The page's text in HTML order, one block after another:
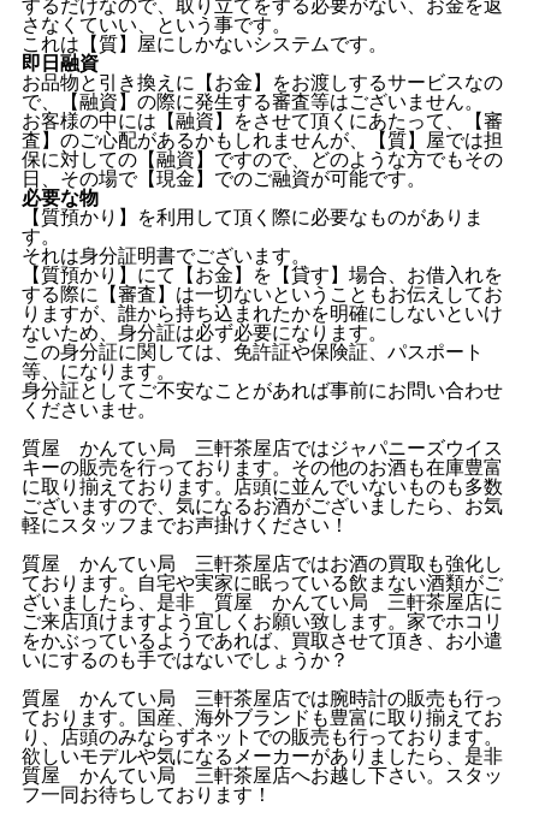
さなくていい、という事です。
これは【質】屋にしかないシステムです。
即日融資
お品物と引き換えに【お金】をお渡しするサービスなの
で、【融資】の際に発生する審査等はございません。
お客様の中には【融資】をさせて頂くにあたって、【審
査】のご心配があるかもしれませんが、【質】屋では担
保に対しての【融資】ですので、どのような方でもその
日、その場で【現金】でのご融資が可能です。
必要な物
【質預かり】を利用して頂く際に必要なものがありま
す。
それは身分証明書でございます。
【質預かり】にて【お金】を【貸す】場合、お借入れを
する際に【審査】は一切ないということもお伝えしてお
りますが、誰から持ち込まれたかを明確にしないといけ
ないため、身分証は必ず必要になります。
この身分証に関しては、免許証や保険証、パスポート
等、になります。
身分証としてご不安なことがあれば事前にお問い合わせ
くださいませ。
質屋 かんてい局 三軒茶屋店ではジャパニーズウイス
キーの販売を行っております。その他のお酒も在庫豊富
に取り揃えております。店頭に並んでいないものも多数
ございますので、気になるお酒がございましたら、お気
軽にスタッフまでお声掛けください！
質屋 かんてい局 三軒茶屋店ではお酒の買取も強化し
ております。自宅や実家に眠っている飲まない酒類がご
ざいましたら、是非 質屋 かんてい局 三軒茶屋店に
ご来店頂けますよう宜しくお願い致します。家でホコリ
をかぶっているようであれば、買取させて頂き、お小遣
いにするのも手ではないでしょうか？
質屋 かんてい局 三軒茶屋店では腕時計の販売も行っ
ております。国産、海外ブランドも豊富に取り揃えてお
り、店頭のみならずネットでの販売も行っております。
欲しいモデルや気になるメーカーがありましたら、是非
質屋 かんてい局 三軒茶屋店へお越し下さい。スタッ
フ一同お待ちしております！